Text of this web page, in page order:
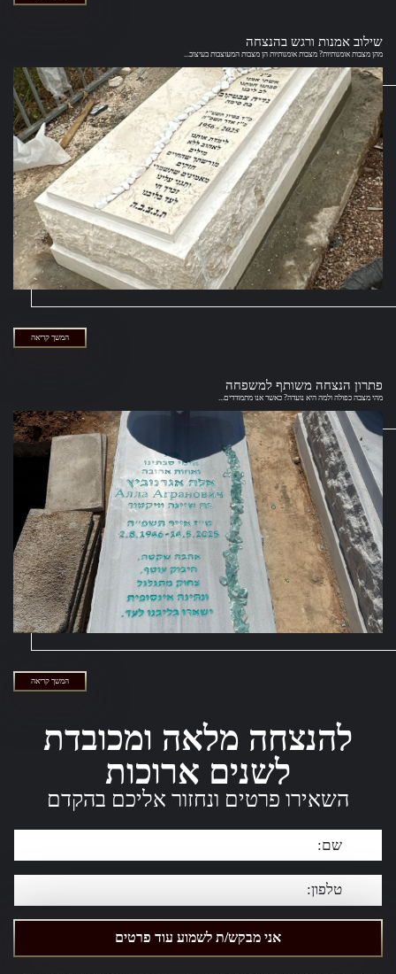
שילוב אמנות ורגש בהנצחה
מהן מצבות אומנותיות? מצבות אומנותיות הן מצבות המעוצבות בעיצוב...
המשך קריאה
פתרון הנצחה משותף למשפחה
מהי מצבה כפולה ולמה היא נועדה? כאשר אנו מתמודדים...
המשך קריאה
להנצחה מלאה ומכובדת
לשנים ארוכות
השאירו פרטים ונחזור אליכם בהקדם